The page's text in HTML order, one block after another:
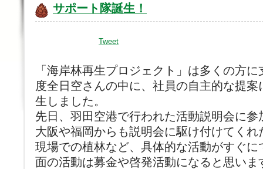
サポート隊誕生！
Tweet
「海岸林再生プロジェクト」は多くの方
度全日空さんの中に、社員の自主的な提
生しました。
先日、羽田空港で行われた活動説明会に参
大阪や福岡からも説明会に駆け付けてく
現場での植林など、具体的な活動がすぐ
面の活動は募金や啓発活動になると思い